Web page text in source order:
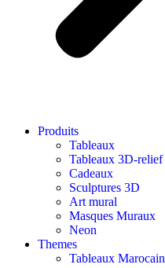
Produits
Tableaux
Tableaux 3D-relief
Cadeaux
Sculptures 3D
Art mural
Masques Muraux
Neon
Themes
Tableaux Marocain